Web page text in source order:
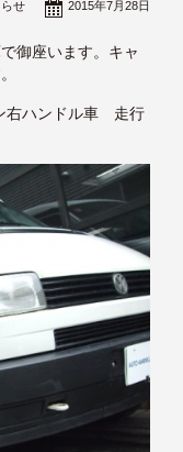
2015年7月28日
せ
御座います。キャ
右ハンドル車 走行